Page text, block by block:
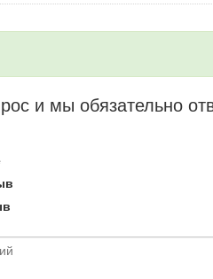
и мы обязательно